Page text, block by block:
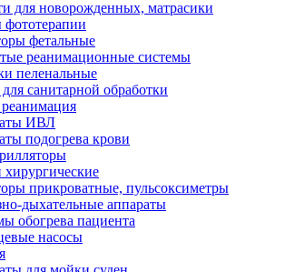
для новорожденных, матрасики
фетальные
реанимационные системы
пеленальные
санитарной обработки
ИВЛ
подогрева крови
прикроватные, пульсоксиметры
дыхательные аппараты
обогрева пациента
насосы